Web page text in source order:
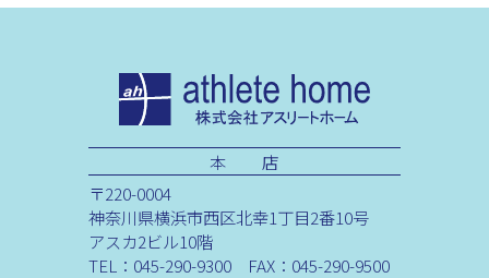
本 店
〒220-0004
神奈川県横浜市西区北幸1丁目2番10号
アスカ2ビル10階
TEL：045-290-9300 FAX：045-290-9500